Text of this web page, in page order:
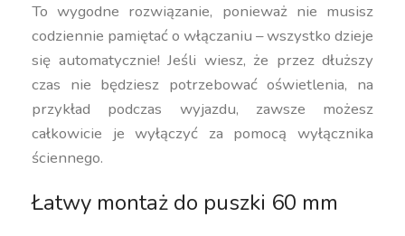
To wygodne rozwiązanie, ponieważ nie musisz
codziennie pamiętać o włączaniu – wszystko dzieje
się automatycznie! Jeśli wiesz, że przez dłuższy
czas nie będziesz potrzebować oświetlenia, na
przykład podczas wyjazdu, zawsze możesz
całkowicie je wyłączyć za pomocą wyłącznika
ściennego.
Łatwy montaż do puszki 60 mm